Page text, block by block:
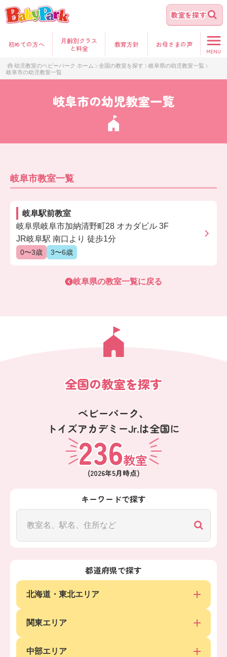
教室を探す
初めての方へ
月齢別クラス
と料金
教育方針 お母さまの声
MENU
幼児教室のベビーパーク ホーム 全国の教室を探す
岐阜県の幼児教室一覧
岐阜市の幼児教室一覧
岐阜市の幼児教室一覧
岐阜市教室一覧
岐阜駅前教室
岐阜県岐阜市加納清野町28 オカダビル 3F
JR岐阜駅 南口より 徒歩1分
0〜3歳 3〜6歳
岐阜県の教室一覧に戻る
全国の教室を探す
ベビーパーク、
トイズアカデミーJr.は全国に
236教室
(2026年5月 時点)
キーワードで探す
都道府県で探す
北海道・東北エリア
関東エリア
中部エリア